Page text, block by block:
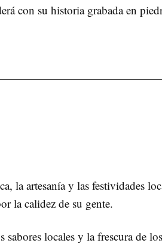
con su historia grabada en
la artesanía y las festividades
la calidez de su gente.
sabores locales y la frescura de